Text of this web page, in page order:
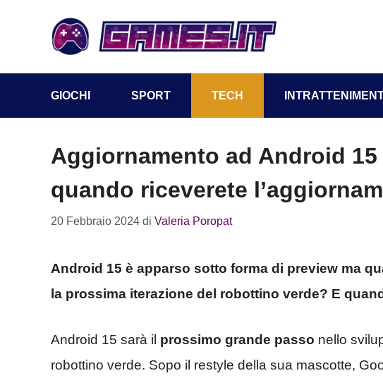
GIOCHI SPORT TECH
Aggiornamento ad Android 15
quando riceverete
20 Febbraio 2024 di Valeria Poropat
Android 15 è apparso sotto forma di preview ma
la prossima iterazione del robottino verde? E
Android 15 sarà il prossimo grande passo nello
robottino verde. Sopo il restyle della sua mascotte,